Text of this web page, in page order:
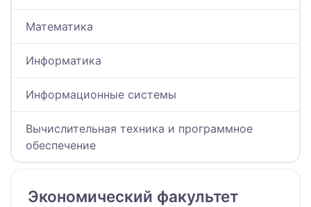
Математика
Информатика
Информационные системы
Вычислительная техника и программное
обеспечение
Экономический факультет